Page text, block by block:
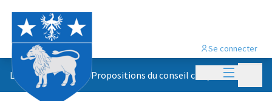
Menu
Se connecter
Le conseil citoyen Propositions du conseil citoyen